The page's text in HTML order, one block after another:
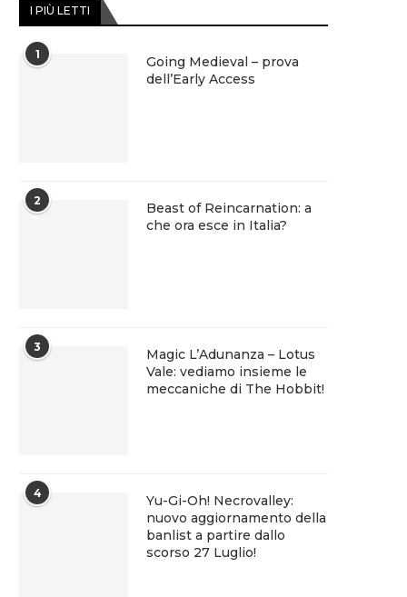
I PIÙ LETTI
1
Going Medieval – prova
dell’Early Access
2
Beast of Reincarnation: a
che ora esce in Italia?
3
Magic L’Adunanza – Lotus
Vale: vediamo insieme le
meccaniche di The Hobbit!
4
Yu-Gi-Oh! Necrovalley:
nuovo aggiornamento della
banlist a partire dallo
scorso 27 Luglio!